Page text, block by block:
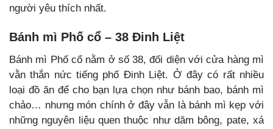
người yêu thích nhất.
Bánh mì Phố cổ – 38 Đinh Liệt
Bánh mì Phố cổ nằm ở số 38, đối diện với cửa hàng mì
vằn thắn nức tiếng phố Đinh Liệt. Ở đây có rất nhiều
loại đồ ăn để cho bạn lựa chọn như bánh bao, bánh mì
chảo… nhưng món chính ở đây vẫn là bánh mì kẹp với
những nguyên liệu quen thuộc như dăm bông, pate, xá